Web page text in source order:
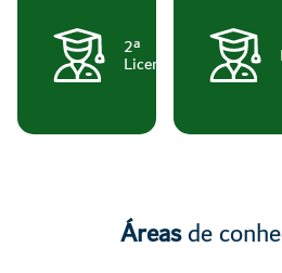
2ª
Licenciatura
Áreasde